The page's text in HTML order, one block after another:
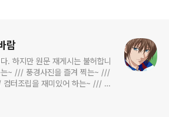
람
. 하지만 원문 재게시는 불허합니
는~ /// 풍경사진을 즐겨 찍는~ ///
터조립을 재미있어 하는~ /// 고
적 이슈에 발언하는~ 不老巨